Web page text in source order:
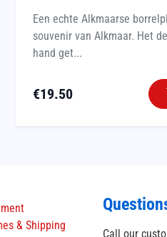
Een echte Alkmaarse
souvenir van Alkmaar. Het
hand get...
€19.50
& Shipping
Call our